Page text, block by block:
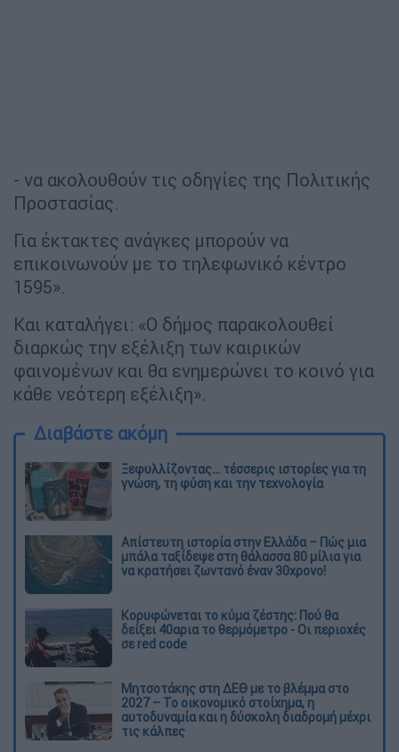
- να ακολουθούν τις οδηγίες της Πολιτικής
Προστασίας.
Για έκτακτες ανάγκες μπορούν να
επικοινωνούν με το τηλεφωνικό κέντρο
1595».
Και καταλήγει: «Ο δήμος παρακολουθεί
διαρκώς την εξέλιξη των καιρικών
φαινομένων και θα ενημερώνει το κοινό για
κάθε νεότερη εξέλιξη».
Διαβάστε ακόμη
Ξεφυλλίζοντας... τέσσερις ιστορίες για τη
γνώση, τη φύση και την τεχνολογία
Απίστευτη ιστορία στην Ελλάδα – Πώς μια
μπάλα ταξίδεψε στη θάλασσα 80 μίλια για
να κρατήσει ζωντανό έναν 30χρονο!
Κορυφώνεται το κύμα ζέστης: Πού θα
δείξει 40αρια το θερμόμετρο - Οι περιοχές
σε red code
Μητσοτάκης στη ΔΕΘ με το βλέμμα στο
2027 – Το οικονομικό στοίχημα, η
αυτοδυναμία και η δύσκολη διαδρομή μέχρι
τις κάλπες